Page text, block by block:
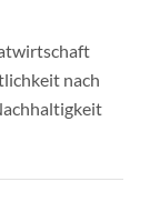
nach